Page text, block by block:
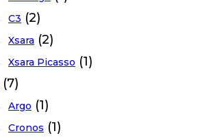
C3 (2)
Xsara (2)
Xsara Picasso (1)
(7)
Argo (1)
Cronos (1)